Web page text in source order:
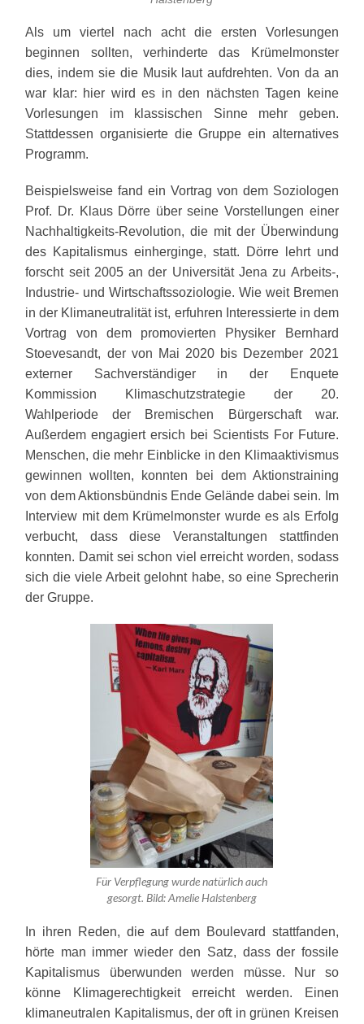
Als um viertel nach acht die ersten Vorlesungen
beginnen sollten, verhinderte das Krümelmonster
dies, indem sie die Musik laut aufdrehten. Von da an
war klar: hier wird es in den nächsten Tagen keine
Vorlesungen im klassischen Sinne mehr geben.
Stattdessen organisierte die Gruppe ein alternatives
Programm.
Beispielsweise fand ein Vortrag von dem Soziologen
Prof. Dr. Klaus Dörre über seine Vorstellungen einer
Nachhaltigkeits-Revolution, die mit der Überwindung
des Kapitalismus einherginge, statt. Dörre lehrt und
forscht seit 2005 an der Universität Jena zu Arbeits-,
Industrie- und Wirtschaftssoziologie. Wie weit Bremen
in der Klimaneutralität ist, erfuhren Interessierte in dem
Vortrag von dem promovierten Physiker Bernhard
Stoevesandt, der von Mai 2020 bis Dezember 2021
externer Sachverständiger in der Enquete
Kommission Klimaschutzstrategie der 20.
Wahlperiode der Bremischen Bürgerschaft war.
Außerdem engagiert ersich bei Scientists For Future.
Menschen, die mehr Einblicke in den Klimaaktivismus
gewinnen wollten, konnten bei dem Aktionstraining
von dem Aktionsbündnis Ende Gelände dabei sein. Im
Interview mit dem Krümelmonster wurde es als Erfolg
verbucht, dass diese Veranstaltungen stattfinden
konnten. Damit sei schon viel erreicht worden, sodass
sich die viele Arbeit gelohnt habe, so eine Sprecherin
der Gruppe.
Für Verpflegung wurde natürlich auch
gesorgt. Bild: Amelie Halstenberg
In ihren Reden, die auf dem Boulevard stattfanden,
hörte man immer wieder den Satz, dass der fossile
Kapitalismus überwunden werden müsse. Nur so
könne Klimagerechtigkeit erreicht werden. Einen
klimaneutralen Kapitalismus, der oft in grünen Kreisen